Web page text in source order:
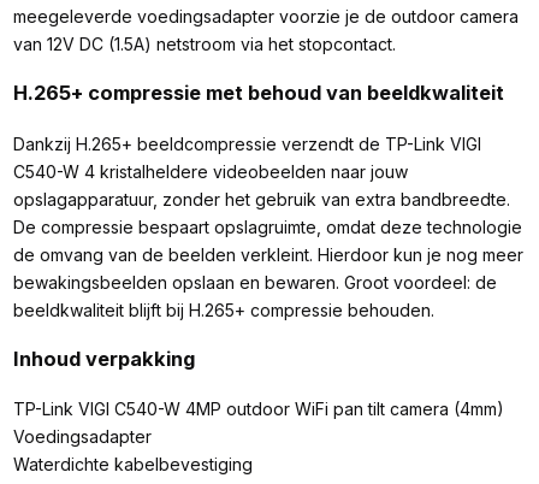
meegeleverde voedingsadapter voorzie je de outdoor camera
van 12V DC (1.5A) netstroom via het stopcontact.
H.265+ compressie met behoud van beeldkwaliteit
Dankzij H.265+ beeldcompressie verzendt de TP-Link VIGI
C540-W 4 kristalheldere videobeelden naar jouw
opslagapparatuur, zonder het gebruik van extra bandbreedte.
De compressie bespaart opslagruimte, omdat deze technologie
de omvang van de beelden verkleint. Hierdoor kun je nog meer
bewakingsbeelden opslaan en bewaren. Groot voordeel: de
beeldkwaliteit blijft bij H.265+ compressie behouden.
Inhoud verpakking
TP-Link VIGI C540-W 4MP outdoor WiFi pan tilt camera (4mm)
Voedingsadapter
Waterdichte kabelbevestiging